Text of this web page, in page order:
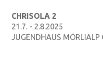
CHRISOLA 2
21.7. - 2.8.2025
JUGENDHAUS MÖRLIALP